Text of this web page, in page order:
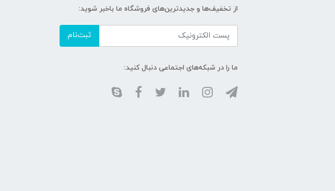
از تخفیف‌ها و جدیدترین‌های فروشگاه ما باخبر شوید:
ثبت‌نام
ما را در شبکه‌های اجتماعی دنبال کنید: